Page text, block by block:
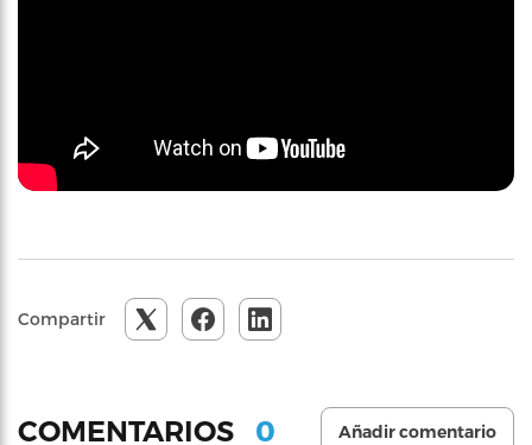
Compartir
COMENTARIOS 0 Añadir comentario